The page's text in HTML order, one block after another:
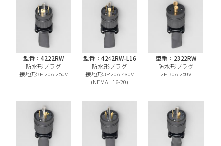
型番：4222RW
防水形プラグ
接地形3P 20A 250V
型番：4242RW-L16
防水形プラグ
接地形3P 20A 480V
(NEMA L16-20)
型番：2322RW
防水形プラグ
2P 30A 250V